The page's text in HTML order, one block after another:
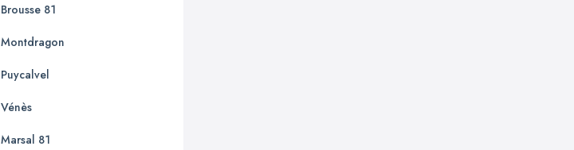
Brousse 81
Montdragon
Puycalvel
Vénès
Marsal 81